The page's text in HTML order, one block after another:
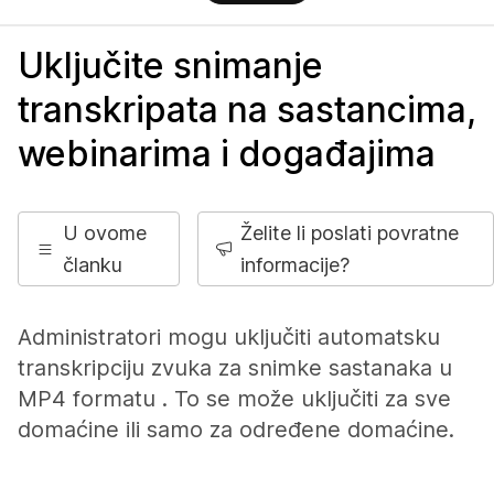
Uključite snimanje
transkripata na sastancima,
webinarima i događajima
U ovome
članku
Želite li poslati povratne
informacije?
Administratori mogu uključiti automatsku
transkripciju zvuka za snimke sastanaka u
MP4 formatu . To se može uključiti za sve
domaćine ili samo za određene domaćine.